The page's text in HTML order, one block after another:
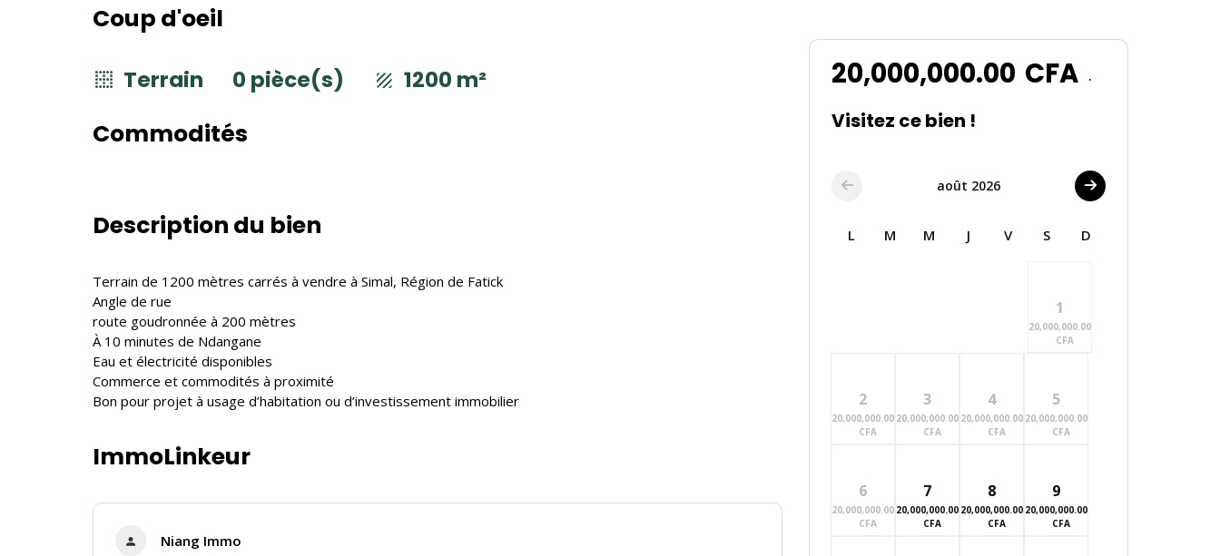
Coup d'oeil
Terrain 0 pièce(s) 1200 m²
Commodités
Description du bien
Terrain de 1200 mètres carrés à vendre à Simal, Région de Fatick
Angle de rue
route goudronnée à 200 mètres
À 10 minutes de Ndangane
Eau et électricité disponibles
Commerce et commodités à proximité
Bon pour projet à usage d’habitation ou d’investissement immobilier
ImmoLinkeur
Niang Immo
20,000,000.00 CFA .
Visitez ce bien !
août 2026
L M M J V S D
1
20,000,000.00
CFA
2
20,000,000.00
CFA
3
20,000,000.00
CFA
4
20,000,000.00
CFA
5
20,000,000.00
CFA
6
20,000,000.00
CFA
7
20,000,000.00
CFA
8
20,000,000.00
CFA
9
20,000,000.00
CFA